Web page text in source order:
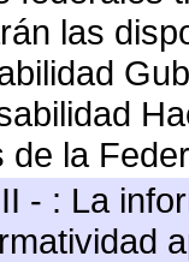
las
de la
- : La